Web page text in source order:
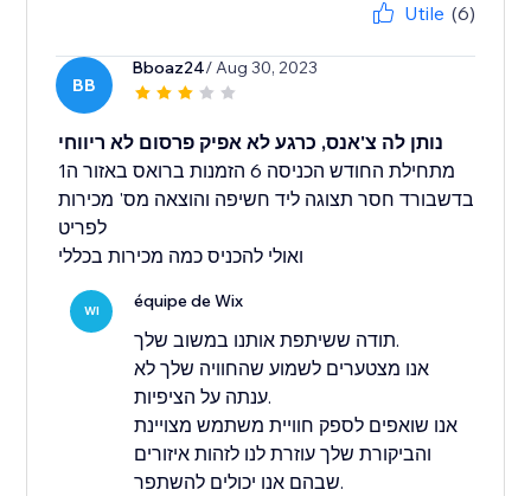
Utile (6)
BB
Bboaz24/ Aug 30, 2023
נותן לה צ'אנס, כרגע לא אפיק פרסום לא ריווחי
מתחילת החודש הכניסה 6 הזמנות ברואס באזור ה1
בדשבורד חסר תצוגה ליד חשיפה והוצאה מס' מכירות
לפריט
ואולי להכניס כמה מכירות בכללי
WI équipe de Wix
תודה ששיתפת אותנו במשוב שלך.
אנו מצטערים לשמוע שהחוויה שלך לא
ענתה על הציפיות.
אנו שואפים לספק חוויית משתמש מצויינת
והביקורת שלך עוזרת לנו לזהות איזורים
שבהם אנו יכולים להשתפר.